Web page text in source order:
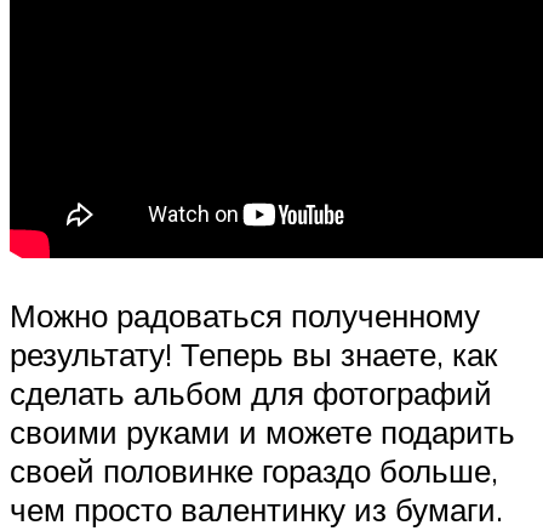
Можно радоваться полученному
результату! Теперь вы знаете, как
сделать альбом для фотографий
своими руками и можете подарить
своей половинке гораздо больше,
чем просто валентинку из бумаги.